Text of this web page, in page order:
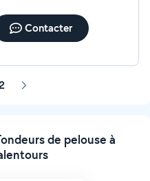
Contacter
2 Page
de pelouse à